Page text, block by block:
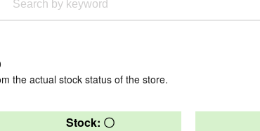
the actual stock status of the store.
Stock: 〇